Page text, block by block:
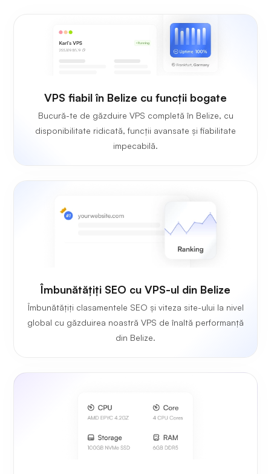
VPS fiabil în Belize cu funcții bogate
Bucură-te de găzduire VPS completă în Belize, cu
disponibilitate ridicată, funcții avansate și fiabilitate
impecabilă.
Îmbunătățiți SEO cu VPS-ul din Belize
Îmbunătățiți clasamentele SEO și viteza site-ului la nivel
global cu găzduirea noastră VPS de înaltă performanță
din Belize.